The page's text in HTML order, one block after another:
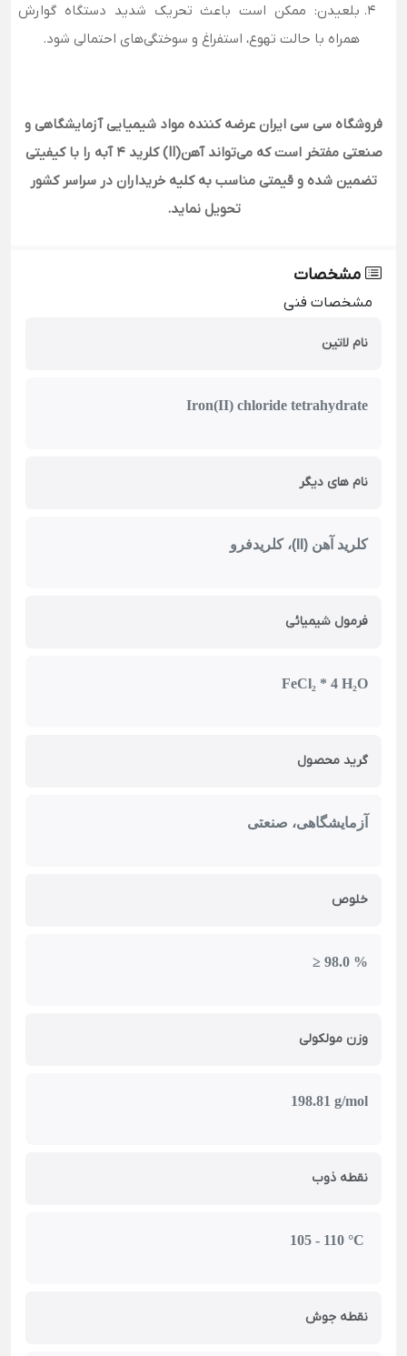
بلعیدن: ممکن است باعث تحریک شدید دستگاه گوارش
همراه با حالت تهوع، استفراغ و سوختگی‌های احتمالی شود.
فروشگاه سی سی ایران عرضه کننده مواد شیمیایی آزمایشگاهی و
صنعتی مفتخر است که می‌تواند آهن(II)
کلرید 4 آبه را با کیفیتی
تضمین شده و قیمتی مناسب به کلیه خریداران در سراسر کشور
تحویل نماید.
مشخصات
مشخصات فنی
نام لاتین
Iron(II) chloride tetrahydrate
نام های دیگر
کلرید آهن (II)، کلریدفرو
فرمول شیمیائی
FeCl₂ * 4 H₂O
گرید محصول
آزمایشگاهی، صنعتی
خلوص
≥ 98.0 %
وزن مولکولی
198.81 g/mol
نقطه ذوب
105 - 110 °C
نقطه جوش